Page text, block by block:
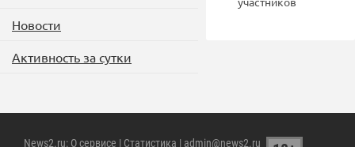
Новости
Активность за сутки
News2.ru: О сервисе | Статистика | admin@news2.ru